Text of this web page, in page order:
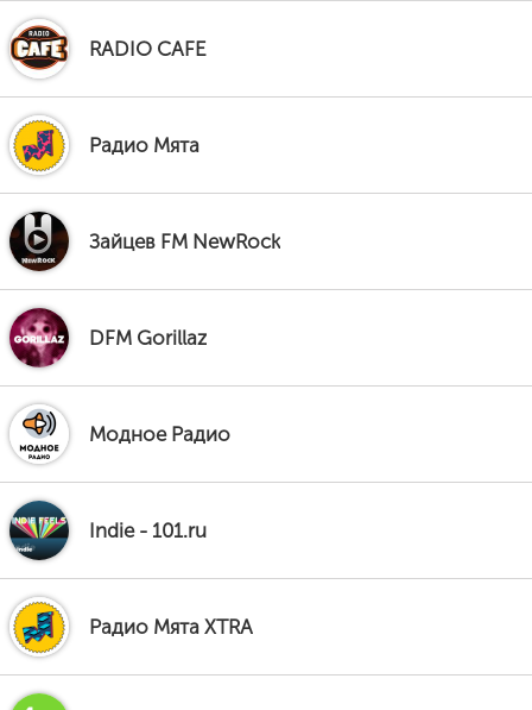
RADIO CAFE
Радио Мята
Зайцев FM NewRock
DFM Gorillaz
Модное Радио
Indie - 101.ru
Радио Мята XTRA